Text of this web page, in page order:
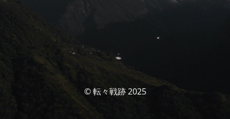
© 転々戦跡 2025